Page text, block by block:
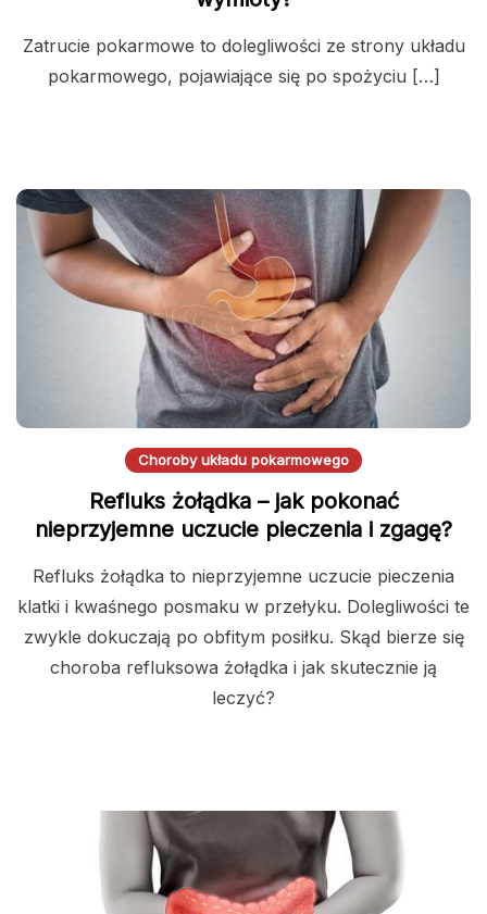
Zatrucie pokarmowe to dolegliwości ze strony układu
pokarmowego, pojawiające się po spożyciu […]
Choroby układu pokarmowego
Refluks żołądka – jak pokonać
nieprzyjemne uczucie pieczenia i zgagę?
Refluks żołądka to nieprzyjemne uczucie pieczenia
klatki i kwaśnego posmaku w przełyku. Dolegliwości te
zwykle dokuczają po obfitym posiłku. Skąd bierze się
choroba refluksowa żołądka i jak skutecznie ją
leczyć?